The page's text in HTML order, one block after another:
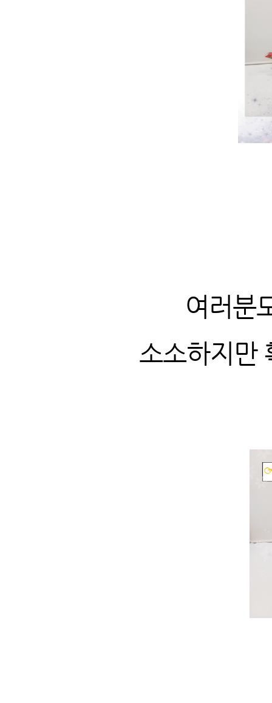
여러분
소소하지만